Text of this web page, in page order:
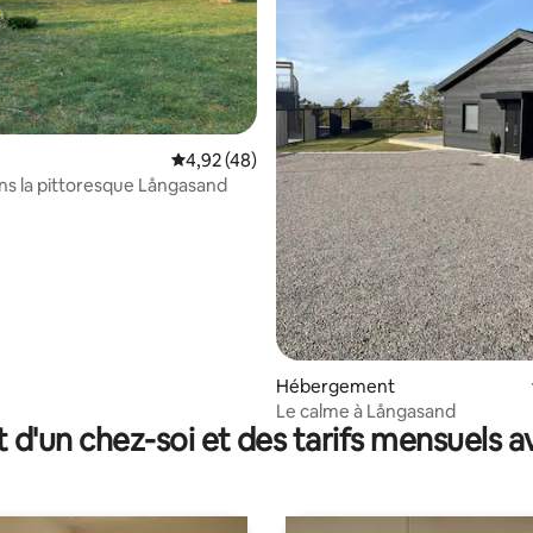
sur la base de 9 commentaires : 5 sur 5
Évaluation moyenne sur la base de 48
4,92 (48)
la pittoresque Långasand
Hébergement
Le calme à Långasand
d'un chez-soi et des tarifs mensuels